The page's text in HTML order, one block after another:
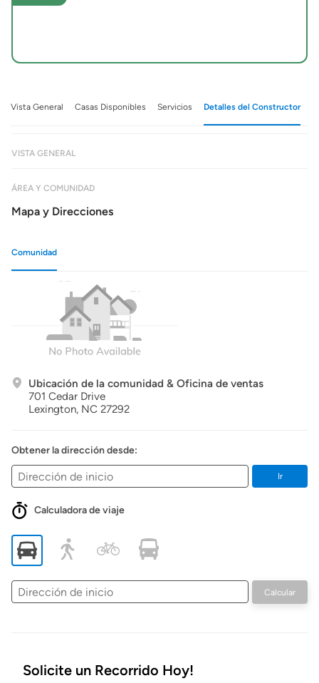
Vista General Casas Disponibles Servicios Detalles del Constructor
VISTA GENERAL
ÁREA Y COMUNIDAD
Mapa y Direcciones
Comunidad
Ubicación de la comunidad & Oficina de ventas
701 Cedar Drive
Lexington, NC 27292
Obtener la dirección desde:
Ir
Calculadora de viaje
Dirección
de
Calcular
Solicite un Recorrido Hoy!